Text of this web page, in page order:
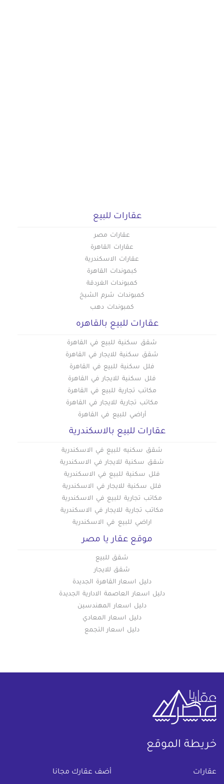
عقارات للبيع
عقارات مصر
عقارات القاهرة
عقارات الاسكندرية
كبموندات القاهرة
كمبوندات الغردقة
كمبوندات شرم الشيخ
كمبوندات دهب
عقارات للبيع بالقاهره
شقق سكنية للبيع في القاهرة
شقق سكنية للايجار في القاهرة
فلل سكنية للبيع في القاهرة
فلل سكنية للايجار في القاهرة
مكاتب تجارية للبيع في القاهرة
مكاتب تجارية للايجار في القاهرة
أراضي للبيع في القاهرة
عقارات للبيع بالاسكندرية
شقق سكنيه للبيع في الاسكندرية
شقق سكنية للايجار في الاسكندرية
فلل سكنية للبيع في الاسكندرية
فلل سكنية للايجار في الاسكندرية
مكاتب تجارية للبيع في الاسكندرية
مكاتب تجارية للايجار في الاسكندرية
اراضي للبيع في الاسكندرية
موقع عقار يا مصر
شقق للبيع
شقق للايجار
دليل اسعار القاهرة الجديدة
دليل اسعار العاصمة الادارية الجديدة
دليل اسعار المهندسين
دليل اسعار المعادي
دليل اسعار التجمع
خريطة الموقع
عقارات أضف عقارك مجانا